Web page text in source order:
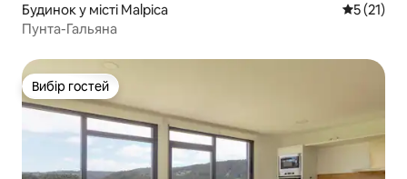
Будинок у місті Malpica Середня
5 (21)
Пунта-Гальяна
Вибір гостей
Вибір гостей